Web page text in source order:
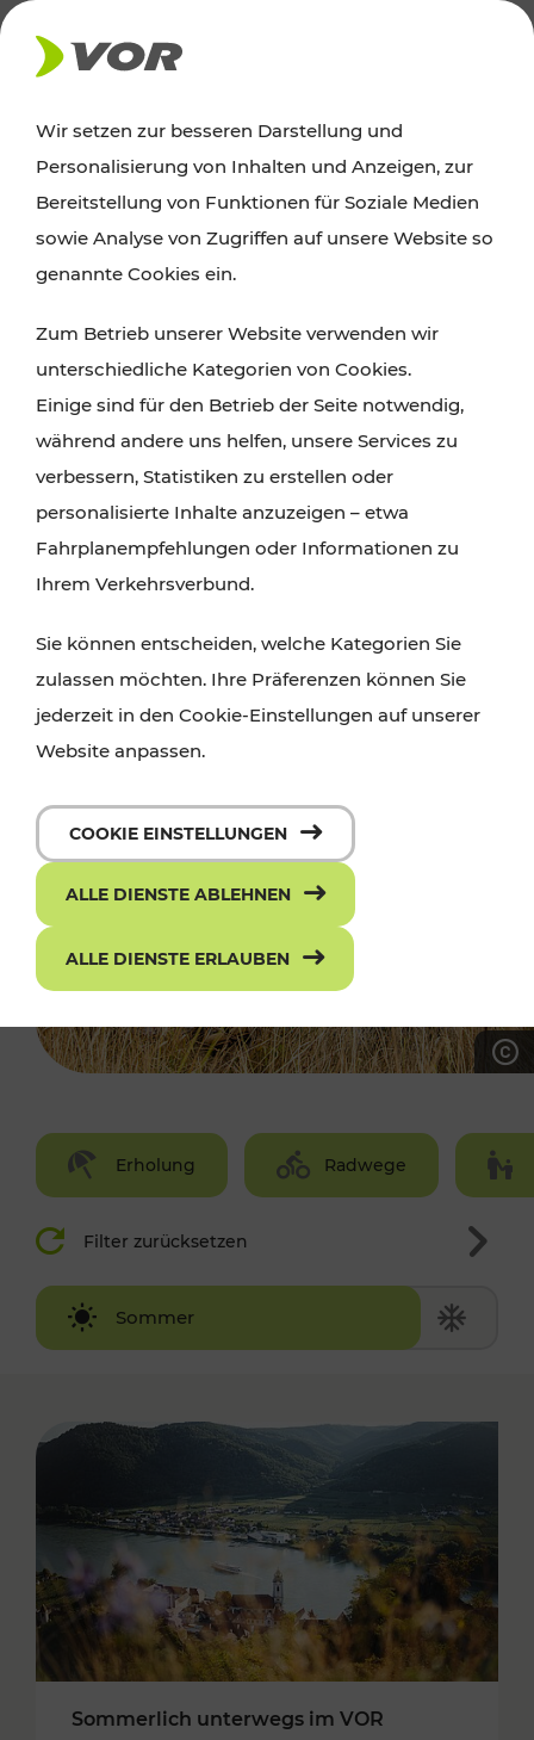
AKTUELLES
Ausflugstipps
Wien, Niederösterreich und das Burgenland
Wanderungen, Kultur und Gastronomie,
Radtouren oder purer Naturgenuss – viele
Attraktionen sind mit den Ticket- und Fahrplan-
Angeboten des VOR gut und schnell erreichbar.
Erholung Radwege
Filter zurücksetzen
Sommer
Winter
Sommerlich unterwegs im VOR
Wir setzen zur besseren Darstellung und
Personalisierung von Inhalten und Anzeigen, zur
Bereitstellung von Funktionen für Soziale Medien
sowie Analyse von Zugriffen auf unsere Website so
genannte Cookies ein.
Zum Betrieb unserer Website verwenden wir
unterschiedliche Kategorien von Cookies.
Einige sind für den Betrieb der Seite notwendig,
während andere uns helfen, unsere Services zu
verbessern, Statistiken zu erstellen oder
personalisierte Inhalte anzuzeigen – etwa
Fahrplanempfehlungen oder Informationen zu
Ihrem Verkehrsverbund.
Sie können entscheiden, welche Kategorien Sie
zulassen möchten. Ihre Präferenzen können Sie
jederzeit in den Cookie-Einstellungen auf unserer
Website anpassen.
COOKIE EINSTELLUNGEN
ALLE DIENSTE ABLEHNEN
ALLE DIENSTE ERLAUBEN